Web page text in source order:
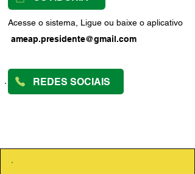
Acesse o sistema, Ligue ou baixe o aplicativo
ameap.presidente@gmail.com
REDES SOCIAIS